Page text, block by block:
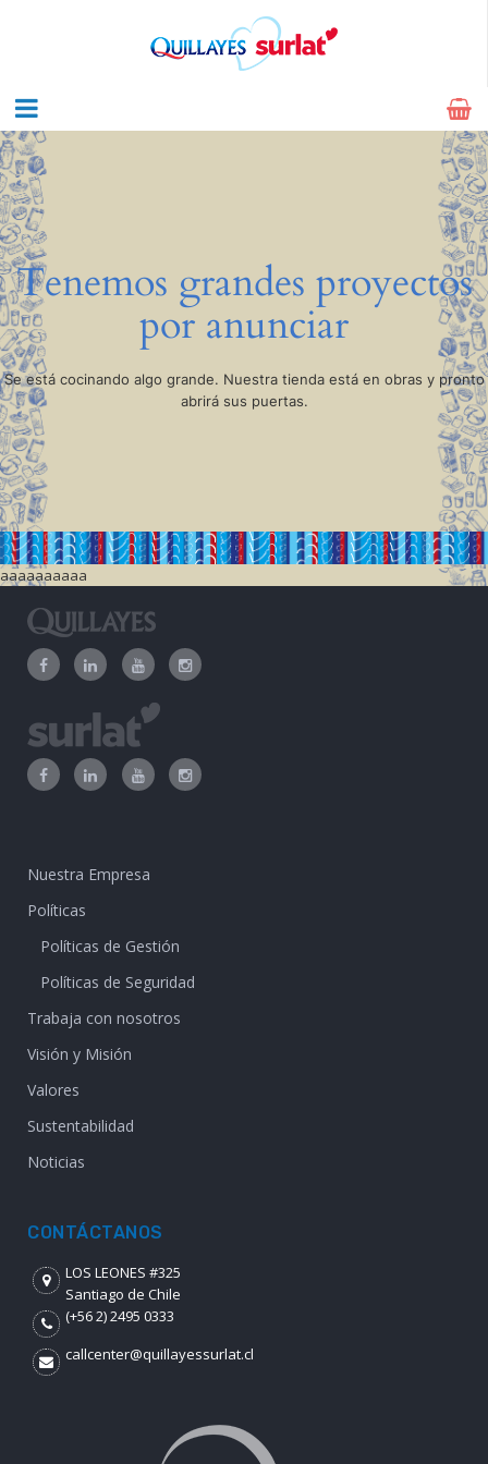
Tenemos grandes proyectos
por anunciar
Se está cocinando algo grande. Nuestra tienda está en obras y pronto
abrirá sus puertas.
aaaaaaaaaa
Nuestra Empresa
Políticas
Políticas de Gestión
Políticas de Seguridad
Trabaja con nosotros
Visión y Misión
Valores
Sustentabilidad
Noticias
CONTÁCTANOS
LOS LEONES #325
Santiago de Chile
(+56 2) 2495 0333
callcenter@quillayessurlat.cl